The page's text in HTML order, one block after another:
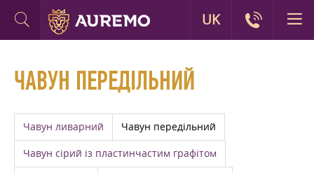
ЧАВУН ПЕРЕДІЛЬНИЙ
Чавун ливарний Чавун передільний
Чавун сірий із пластинчастим графітом
UK